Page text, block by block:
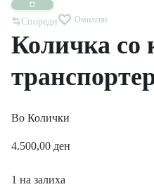
Спореди Омилени
Количка со
Во Колички
4.500,00 ден
1 на залиха